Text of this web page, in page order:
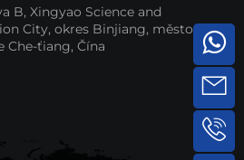
B, Xingyao Science and
City, okres Binjiang, město
Che-ťiang, Čína